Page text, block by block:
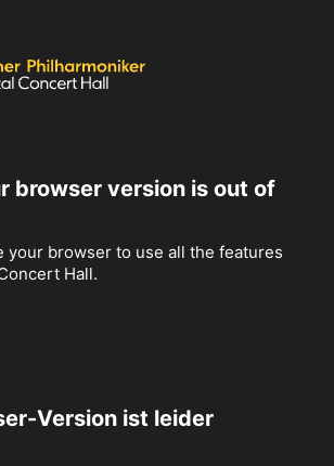
browser version is out of
your browser to use all the features
Hall.
Version ist leider